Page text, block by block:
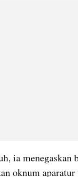
ia menegaskan
oknum